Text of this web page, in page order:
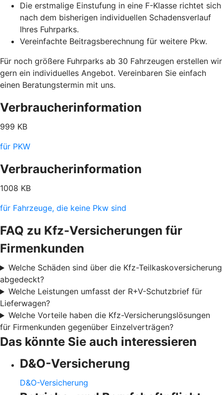
Die erstmalige Einstufung in eine F-Klasse richtet sich
nach dem bisherigen individuellen Schadensverlauf
Ihres Fuhrparks.
Vereinfachte Beitragsberechnung für weitere Pkw.
Für noch größere Fuhrparks ab 30 Fahrzeugen erstellen wir
gern ein individuelles Angebot. Vereinbaren Sie einfach
einen Beratungstermin mit uns.
Verbraucherinformation
999 KB
für PKW
Verbraucherinformation
1008 KB
für Fahrzeuge, die keine Pkw sind
FAQ zu Kfz-Versicherungen für
Firmenkunden
Welche Schäden sind über die Kfz-Teilkaskoversicherung
abgedeckt?
Welche Leistungen umfasst der R+V-Schutzbrief für
Lieferwagen?
Welche Vorteile haben die Kfz-Versicherungslösungen
für Firmenkunden gegenüber Einzelverträgen?
Das könnte Sie auch interessieren
D&O-Versicherung
D&O-Versicherung